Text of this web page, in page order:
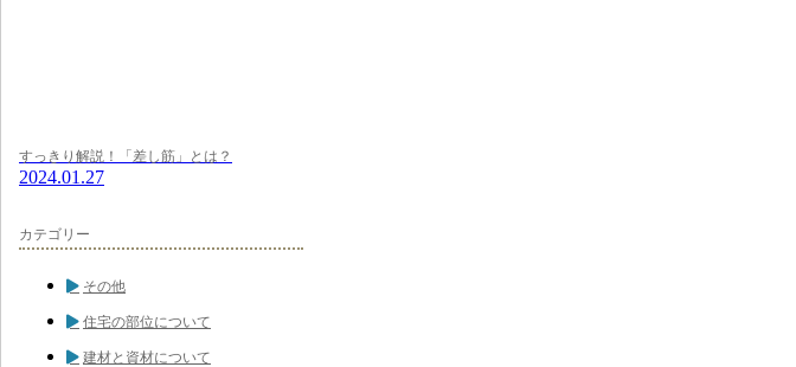
すっきり解説！「差し筋」とは？
2024.01.27
カテゴリー
その他
住宅の部位について
建材と資材について